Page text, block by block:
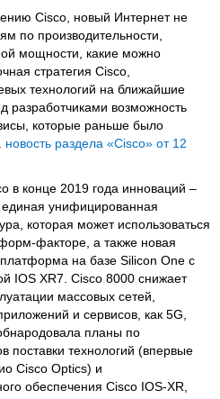
Cisco, новый Интернет не
по производительности,
мощности, какие можно
стратегия Cisco,
технологий на ближайшие
разработчиками возможность
которые раньше было
новость раздела «Cisco» от 12
в конце 2019 года инноваций –
унифицированная
которая может использоваться
факторе, а также новая
на базе Silicon One с
IOS XR7. Cisco 8000 снижает
массовых сетей,
и сервисов, как 5G,
планы по
поставки технологий (впервые
Cisco Optics) и
обеспечения Cisco IOS-XR,